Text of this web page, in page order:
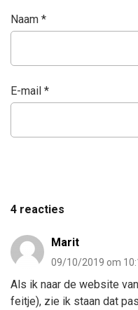
Naam *
E-mail *
4 reacties
Marit
09/10/2019 om
Als ik naar de website
feitje), zie ik staan dat